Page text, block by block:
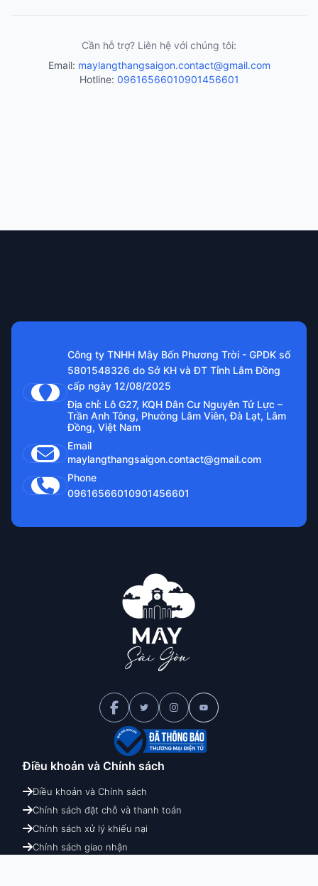
Cần hỗ trợ? Liên hệ với chúng tôi:
Email: maylangthangsaigon.contact@gmail.com
Hotline: 09616566010901456601
Công ty TNHH Mây Bốn Phương Trời - GPDK số
5801548326 do Sở KH và ĐT Tỉnh Lâm Đồng
cấp ngày 12/08/2025
Địa chỉ: Lô G27, KQH Dân Cư Nguyên Tử Lực –
Trần Anh Tông, Phường Lâm Viên, Đà Lạt, Lâm
Đồng, Việt Nam
Email
maylangthangsaigon.contact@gmail.com
Phone
09616566010901456601
Điều khoản và Chính sách
Điều khoản và Chính sách
Chính sách đặt chỗ và thanh toán
Chính sách xử lý khiếu nại
Chính sách giao nhận